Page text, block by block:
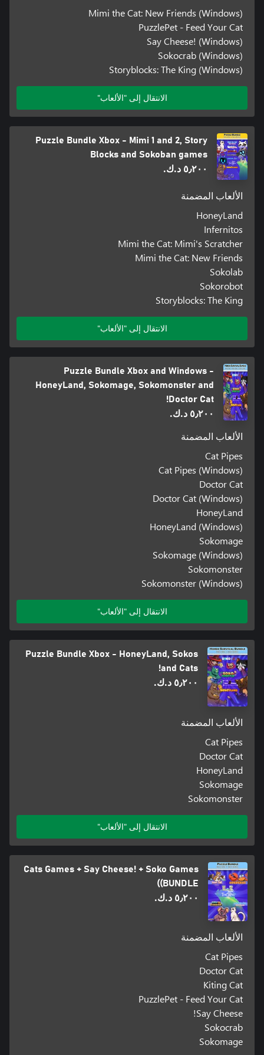
Mimi the Cat: New Friends (Windows)
PuzzlePet - Feed Your Cat
Say Cheese! (Windows)
Sokocrab (Windows)
Storyblocks: The King (Windows)
الانتقال إلى "الألعاب"
Puzzle Bundle Xbox - Mimi 1 and 2, Story
Blocks and Sokoban games
٥٫٢٠٠ د.ك.‏
الألعاب المضمنة
HoneyLand
Infernitos
Mimi the Cat: Mimi's Scratcher
Mimi the Cat: New Friends
Sokolab
Sokorobot
Storyblocks: The King
الانتقال إلى "الألعاب"
Puzzle Bundle Xbox and Windows -
HoneyLand, Sokomage, Sokomonster and
Doctor Cat!
٥٫٢٠٠ د.ك.‏
الألعاب المضمنة
Cat Pipes
Cat Pipes (Windows)
Doctor Cat
Doctor Cat (Windows)
HoneyLand
HoneyLand (Windows)
Sokomage
Sokomage (Windows)
Sokomonster
Sokomonster (Windows)
الانتقال إلى "الألعاب"
Puzzle Bundle Xbox - HoneyLand, Sokos
and Cats!
٥٫٢٠٠ د.ك.‏
الألعاب المضمنة
Cat Pipes
Doctor Cat
HoneyLand
Sokomage
Sokomonster
الانتقال إلى "الألعاب"
Cats Games + Say Cheese! + Soko Games
(BUNDLE)
٥٫٢٠٠ د.ك.‏
الألعاب المضمنة
Cat Pipes
Doctor Cat
Kiting Cat
PuzzlePet - Feed Your Cat
Say Cheese!
Sokocrab
Sokomage